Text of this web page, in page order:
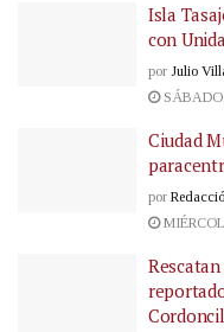
Isla
con
por Julio
Ciudad
por